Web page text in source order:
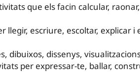
que els facin calcular,
llegir, escriure, escoltar, explicar i
dibuixos, dissenys,
per expressar-te, ballar,